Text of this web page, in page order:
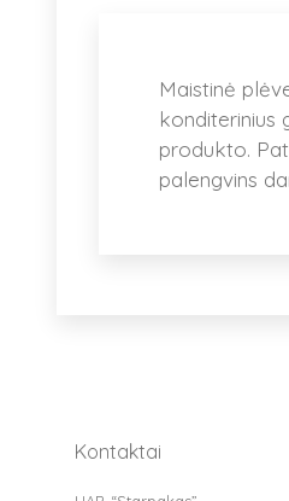
Maistinė
konditerinius
produkto.
palengvins
Kontaktai